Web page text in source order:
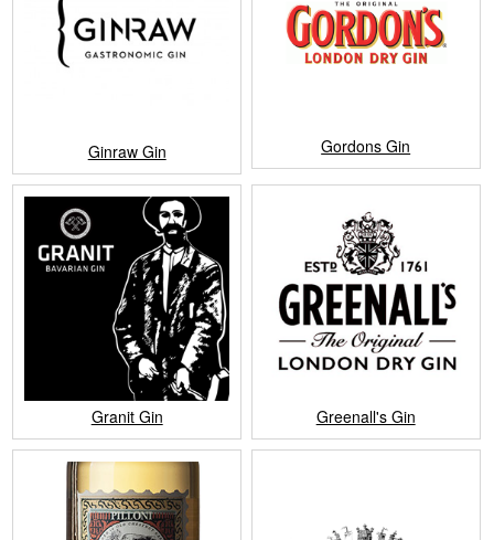
Ginraw Gin Gordons Gin
Granit Gin Greenall's Gin